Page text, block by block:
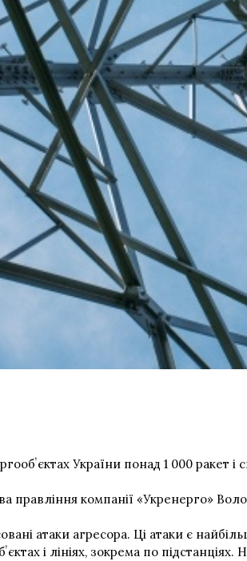
України понад 1 000 ракет і
правління компанії «Укренерго»
атаки агресора. Ці атаки є
і лініях, зокрема по